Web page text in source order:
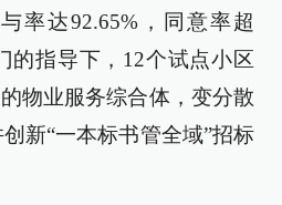
率达92.65%，同意率超
的指导下，12个试点小区
物业服务综合体，变分散
新“一本标书管全域”招标